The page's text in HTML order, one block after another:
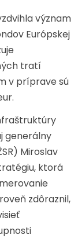
význam
Európskej
tratí
v príprave sú
generálny
Miroslav
ktorá
zdôraznil,